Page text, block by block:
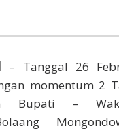
– Tanggal 26
momentum 2
Bupati –